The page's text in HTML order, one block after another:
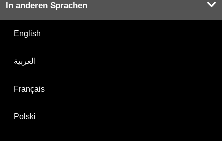
In anderen Sprachen
English
العربية
Français
Polski